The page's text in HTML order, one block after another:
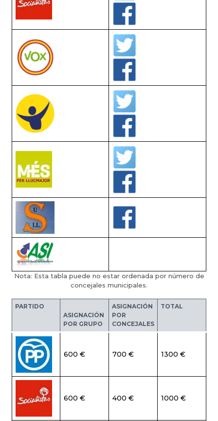
Nota: Esta tabla puede no estar ordenada por número de
concejales municipales.
PARTIDO
ASIGNACIÓN
POR GRUPO
ASIGNACIÓN
POR
CONCEJALES
TOTAL
600 € 700 € 1300 €
600 € 400 € 1000 €